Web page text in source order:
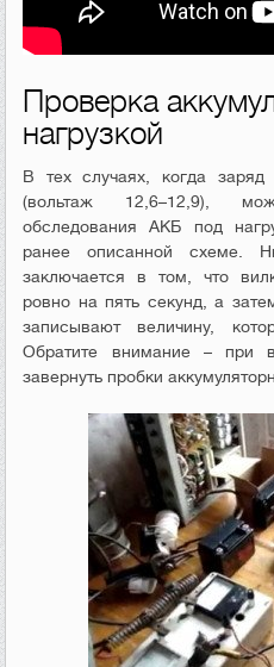
Проверка
нагрузкой
В тех случаях, когда
(вольтаж 12,6–12,9),
обследования АКБ под
ранее описанной схеме.
заключается в том, что
ровно на пять секунд, а
записывают величину,
Обратите внимание – при
завернуть пробки